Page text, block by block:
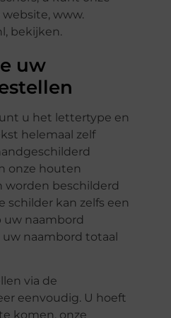
www.
bekijken.
uw
u het lettertype en
helemaal zelf
onze houten
worden beschilderd
schilder kan zelfs een
uw naambord
naambord totaal
via de
eenvoudig. U hoeft
komen, onze